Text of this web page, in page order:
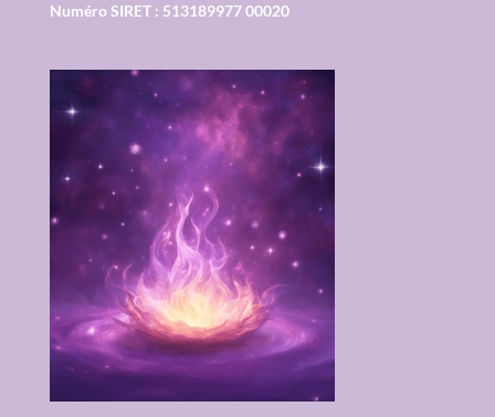
Numéro SIRET : 513189977 00020